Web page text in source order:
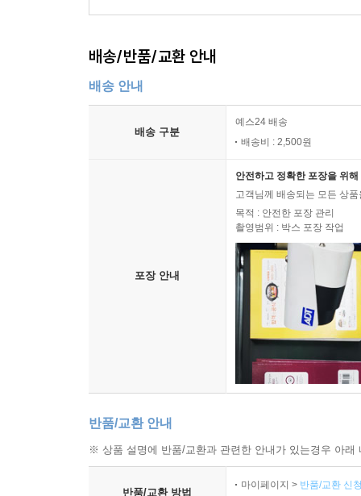
배송/반품/교환 안내
배송 안내
배송 구분
예스24 배송
배송비 : 2,500원
포장 안내
안전하고 정확한 포장을 위
고객님께 배송되는 모든 상
목적 : 안전한 포장 관리
촬영범위 : 박스 포장 작업
반품/교환 안내
※ 상품 설명에 반품/교환과 관련한 안내가 있는경우 아
반품/교환 방법
마이페이지 > 반품/교환 신